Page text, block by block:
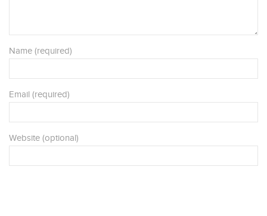
Name (required)
Email (required)
Website (optional)